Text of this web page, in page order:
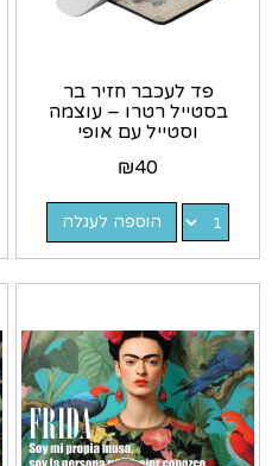
פד לעכבר חזיר בר
בסטייל רטרו – עוצמה
וסטייל עם אופי
₪40
הוספה לעגלה